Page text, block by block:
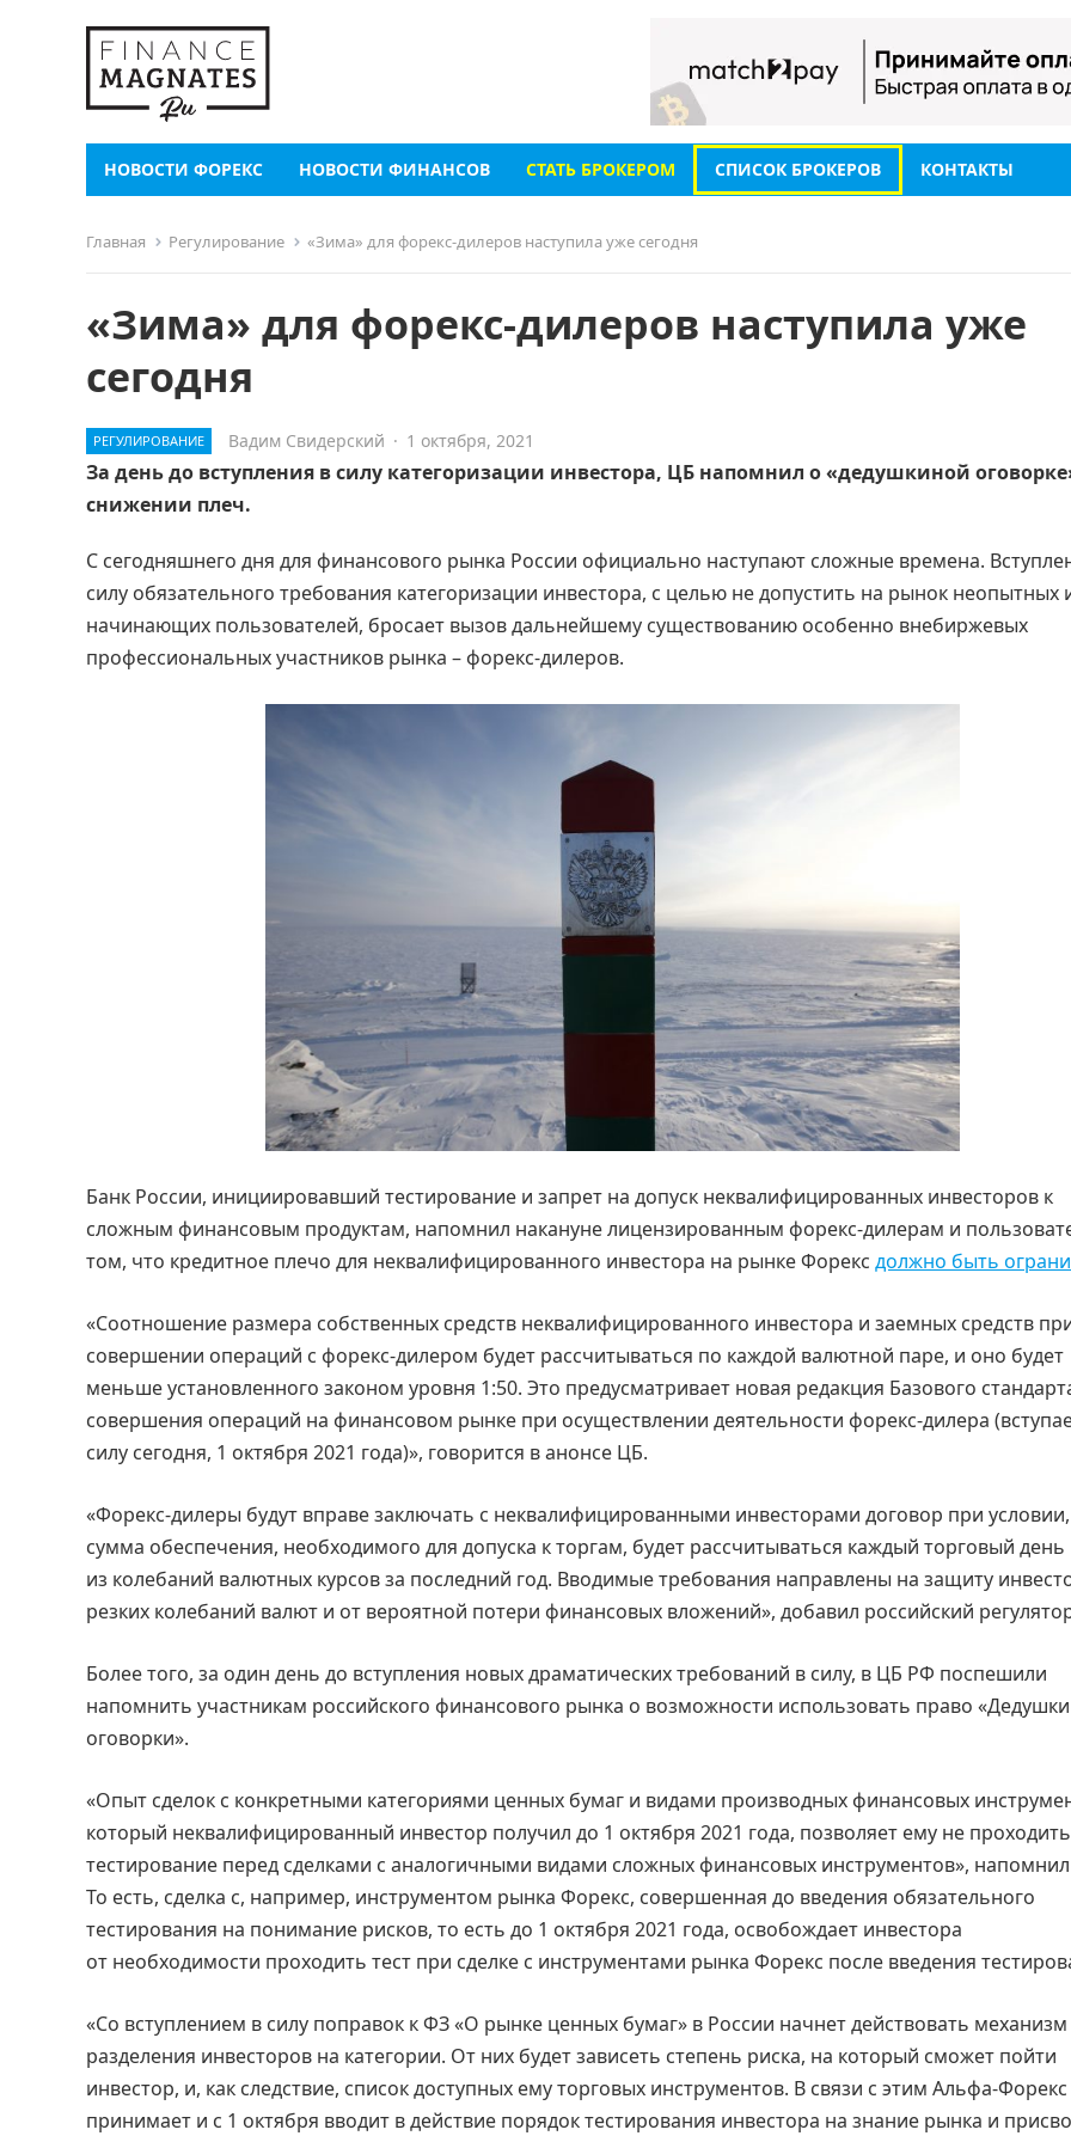
НОВОСТИ ФОРЕКС НОВОСТИ ФИНАНСОВ СТАТЬ БРОКЕРОМ СПИСОК БРОКЕРОВ КОНТАКТЫ
Главная Регулирование «Зима» для форекс-дилеров наступила уже сегодня
«Зима» для форекс-дилеров наступила уже
сегодня
РЕГУЛИРОВАНИЕ Вадим Свидерский · 1 октября, 2021
За день до вступления в силу категоризации инвестора, ЦБ напомнил о «дедушкиной
снижении плеч.
С сегодняшнего дня для финансового рынка России официально наступают сложные времена.
силу обязательного требования категоризации инвестора, с целью не допустить на рынок неопытных
начинающих пользователей, бросает вызов дальнейшему существованию особенно внебиржевых
профессиональных участников рынка – форекс-дилеров.
Банк России, инициировавший тестирование и запрет на допуск неквалифицированных инвесторов к
сложным финансовым продуктам, напомнил накануне лицензированным форекс-дилерам и
том, что кредитное плечо для неквалифицированного инвестора на рынке Форекс должно быть
«Соотношение размера собственных средств неквалифицированного инвестора и заемных средств
совершении операций с форекс-дилером будет рассчитываться по каждой валютной паре, и оно будет
меньше установленного законом уровня 1:50. Это предусматривает новая редакция Базового
совершения операций на финансовом рынке при осуществлении деятельности форекс-дилера
силу сегодня, 1 октября 2021 года)», говорится в анонсе ЦБ.
«Форекс-дилеры будут вправе заключать с неквалифицированными инвесторами договор при
сумма обеспечения, необходимого для допуска к торгам, будет рассчитываться каждый торговый день
из колебаний валютных курсов за последний год. Вводимые требования направлены на защиту
резких колебаний валют и от вероятной потери финансовых вложений», добавил российский
Более того, за один день до вступления новых драматических требований в силу, в ЦБ РФ поспешили
напомнить участникам российского финансового рынка о возможности использовать право
оговорки».
«Опыт сделок с конкретными категориями ценных бумаг и видами производных финансовых
который неквалифицированный инвестор получил до 1 октября 2021 года, позволяет ему не проходить
тестирование перед сделками с аналогичными видами сложных финансовых инструментов»,
То есть, сделка с, например, инструментом рынка Форекс, совершенная до введения обязательного
тестирования на понимание рисков, то есть до 1 октября 2021 года, освобождает инвестора
от необходимости проходить тест при сделке с инструментами рынка Форекс после введения
«Со вступлением в силу поправок к ФЗ «О рынке ценных бумаг» в России начнет действовать механизм
разделения инвесторов на категории. От них будет зависеть степень риска, на который сможет пойти
инвестор, и, как следствие, список доступных ему торговых инструментов. В связи с этим Альфа-Форекс
принимает и с 1 октября вводит в действие порядок тестирования инвестора на знание рынка и